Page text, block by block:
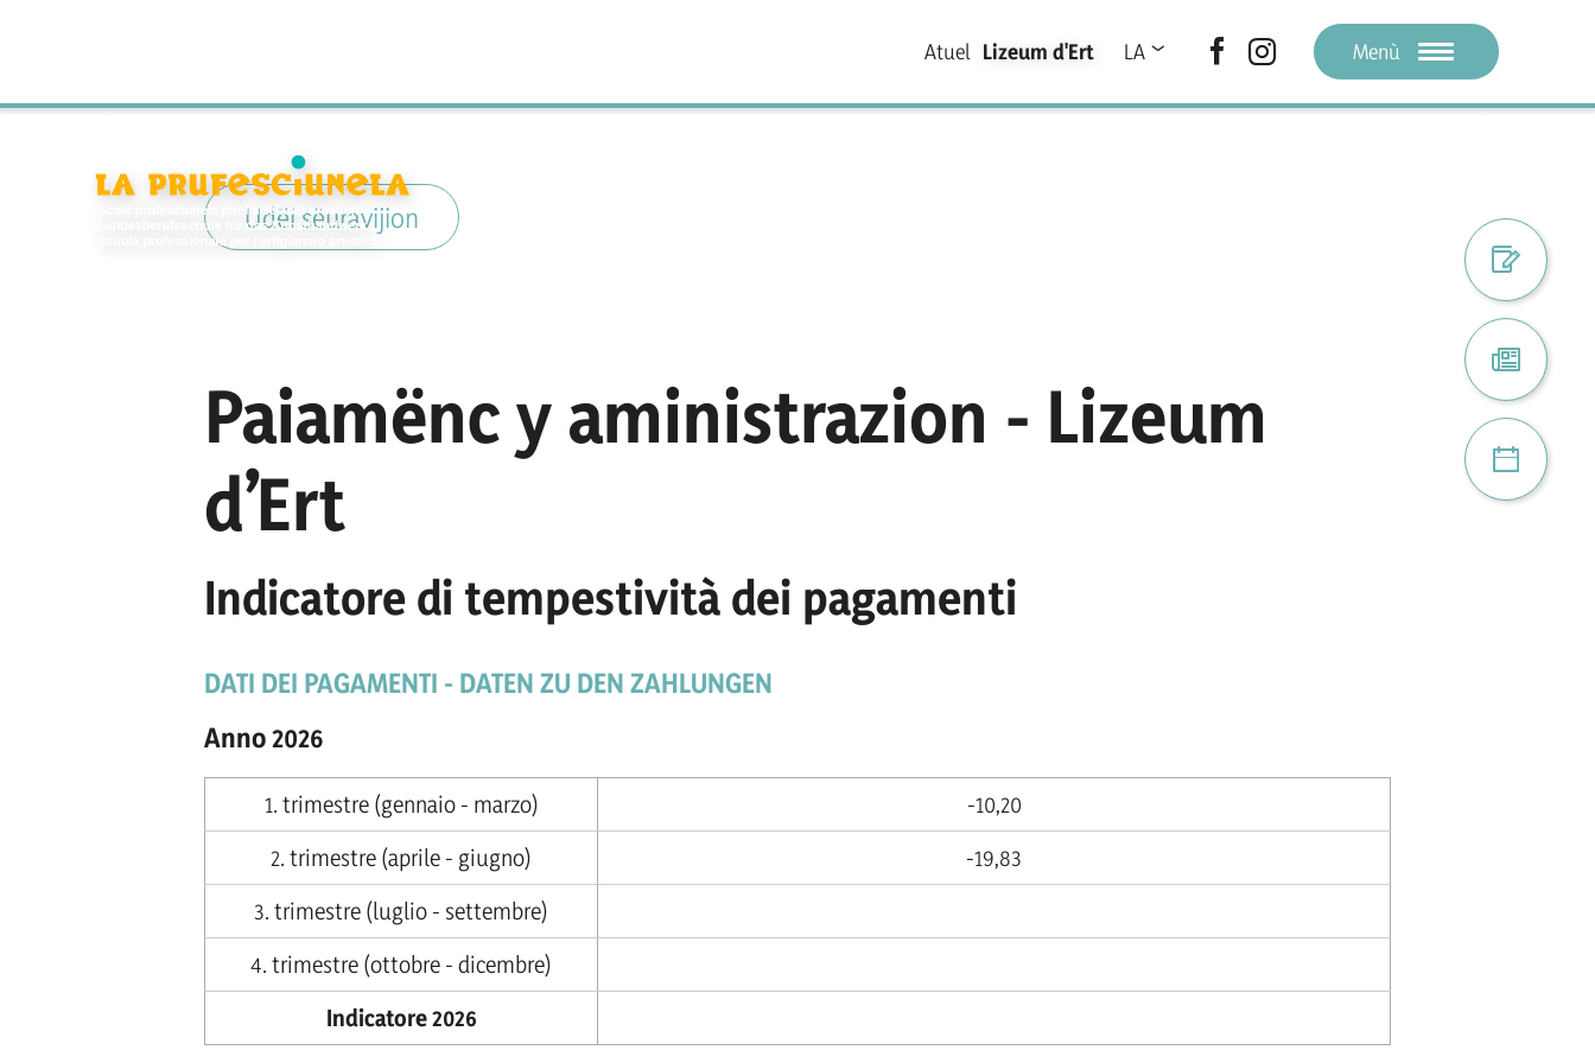
Atuel Lizeum d'Ert
LA
IT
Menù
Register
Atuel
Proiec
Udëi sëuravijion
Paiamënc y aministrazion - Lizeum
d’Ert
Indicatore di tempestività dei pagamenti
DATI DEI PAGAMENTI - DATEN ZU DEN ZAHLUNGEN
Anno 2026
1. trimestre (gennaio - marzo)
-10,20
2. trimestre (aprile - giugno)
-19,83
3. trimestre (luglio - settembre)
4. trimestre (ottobre - dicembre)
Indicatore 2026